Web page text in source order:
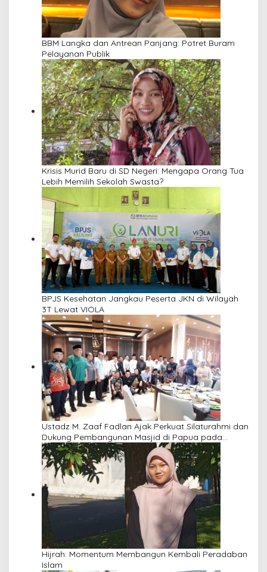
BBM Langka dan Antrean Panjang: Potret Buram
Pelayanan Publik
Krisis Murid Baru di SD Negeri: Mengapa Orang Tua
Lebih Memilih Sekolah Swasta?
BPJS Kesehatan Jangkau Peserta JKN di Wilayah
3T Lewat VIOLA
Ustadz M. Zaaf Fadlan Ajak Perkuat Silaturahmi dan
Dukung Pembangunan Masjid di Papua pada
Pengajian Yayasan Alimbas Insan Cita
Hijrah: Momentum Membangun Kembali Peradaban
Islam